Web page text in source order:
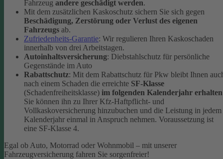
Fahrzeug andere geschädigt werden.
Mit dem zusätzlichen Kaskoschutz sichern Sie sich gegen
Beschädigung, Zerstörung oder Verlust des eigenen
Fahrzeugs ab.
Zufriedenheits-Garantie: Wir regulieren Ihren Kaskoschaden
innerhalb von drei Arbeitstagen.
Autoinhaltsversicherung: Diebstahlschutz für persönliche
Gegenstände im Auto
Rabattschutz: Mit dem Rabattschutz für Pkw bleibt Ihnen
nach einem Schaden die erreichte SF-Klasse
(Schadenfreiheitsklasse) im folgenden Kalenderjahr erhalten
Sie können ihn zu Ihrer Kfz-Haftpflicht- und
Vollkaskoversicherung hinzubuchen und die Leistung in jedem
Kalenderjahr einmal in Anspruch nehmen. Voraussetzung ist
eine SF-Klasse 4.
Egal ob Auto, Motorrad oder Wohnmobil – mit unserer
Fahrzeugversicherung fahren Sie sorgenfreier!